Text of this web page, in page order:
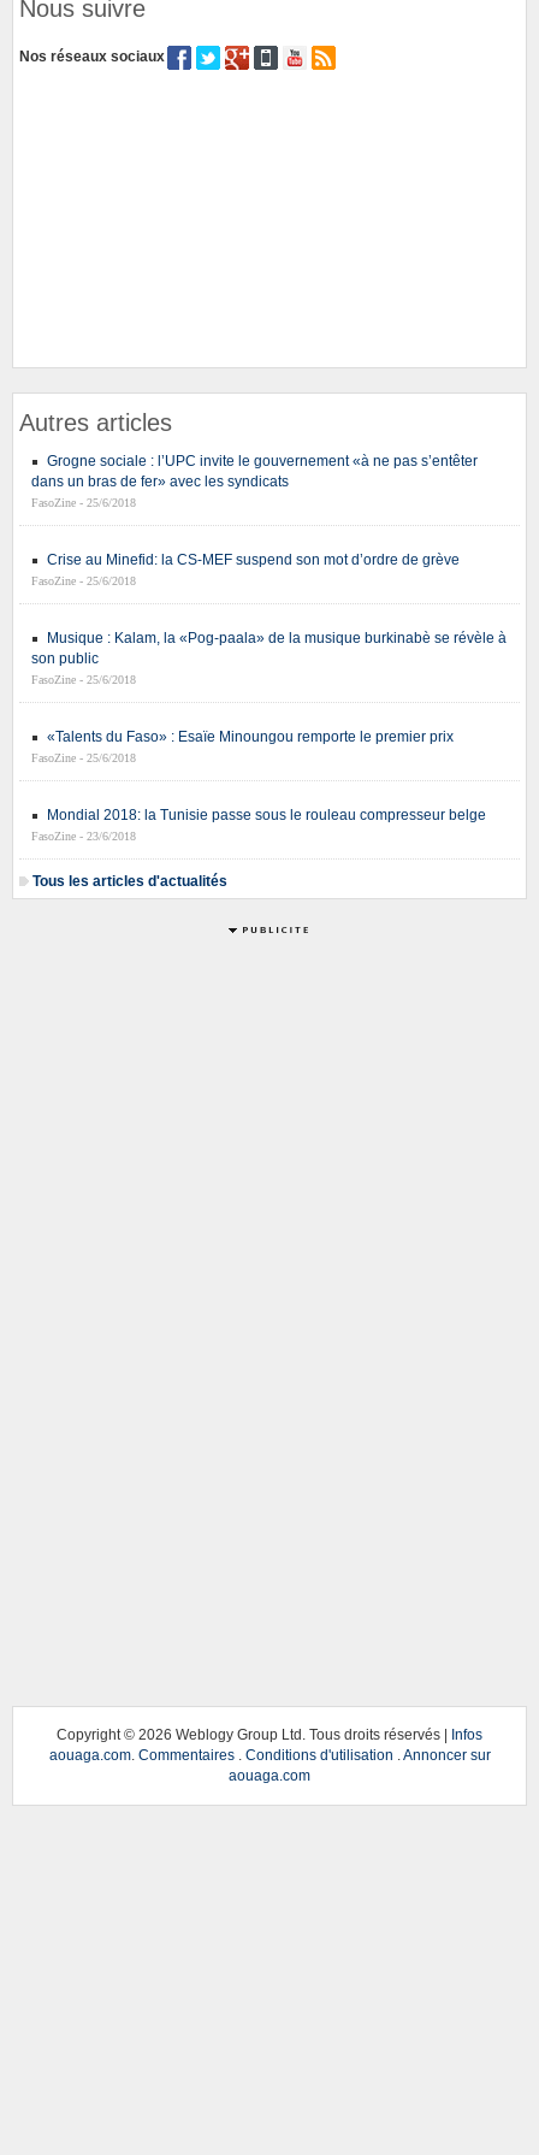
Nous suivre
Nos réseaux sociaux
Autres articles
Grogne sociale : l’UPC invite le gouvernement «à ne pas s’entêter
dans un bras de fer» avec les syndicats
FasoZine - 25/6/2018
Crise au Minefid: la CS-MEF suspend son mot d’ordre de grève
FasoZine - 25/6/2018
Musique : Kalam, la «Pog-paala» de la musique burkinabè se révèle à
son public
FasoZine - 25/6/2018
«Talents du Faso» : Esaïe Minoungou remporte le premier prix
FasoZine - 25/6/2018
Mondial 2018: la Tunisie passe sous le rouleau compresseur belge
FasoZine - 23/6/2018
Tous les articles d'actualités
Copyright © 2026 Weblogy Group Ltd. Tous droits réservés | Infos
aouaga.com. Commentaires. Conditions d'utilisation
Annoncer sur
aouaga.com